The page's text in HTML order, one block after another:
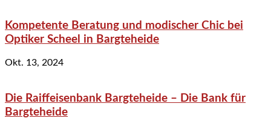
Kompetente Beratung und modischer Chic bei
Optiker Scheel in Bargteheide
Okt. 13, 2024
Die Raiffeisenbank Bargteheide – Die Bank für
Bargteheide